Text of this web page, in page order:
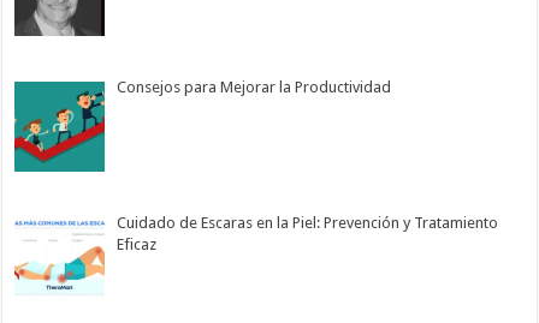
Consejos para Mejorar la Productividad
Cuidado de Escaras en la Piel: Prevención y Tratamiento
Eficaz